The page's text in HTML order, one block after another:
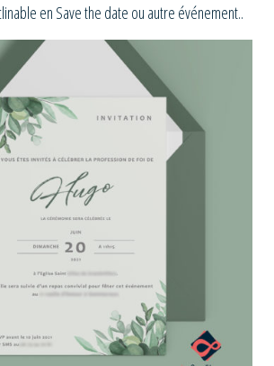
en Save the date ou autre événement..